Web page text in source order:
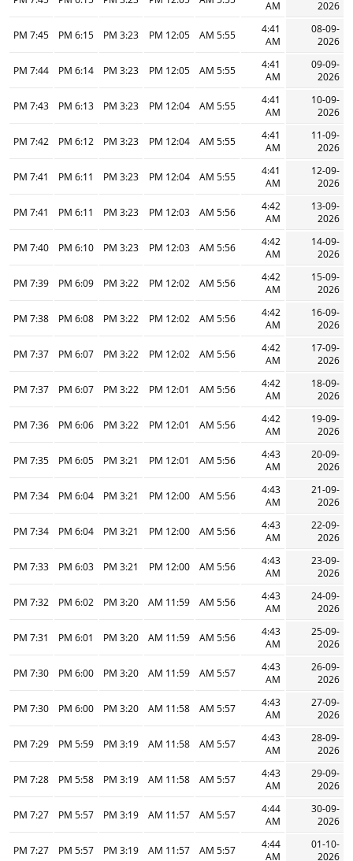
2026
AM
08-09-
2026
4:41
AM
5:55 AM
12:05 PM
3:23 PM
6:15 PM
7:45 PM
09-09-
2026
4:41
AM
5:55 AM
12:05 PM
3:23 PM
6:14 PM
7:44 PM
10-09-
2026
4:41
AM
5:55 AM
12:04 PM
3:23 PM
6:13 PM
7:43 PM
11-09-
2026
4:41
AM
5:55 AM
12:04 PM
3:23 PM
6:12 PM
7:42 PM
12-09-
2026
4:41
AM
5:55 AM
12:04 PM
3:23 PM
6:11 PM
7:41 PM
13-09-
2026
4:42
AM
5:56 AM
12:03 PM
3:23 PM
6:11 PM
7:41 PM
14-09-
2026
4:42
AM
5:56 AM
12:03 PM
3:23 PM
6:10 PM
7:40 PM
15-09-
2026
4:42
AM
5:56 AM
12:02 PM
3:22 PM
6:09 PM
7:39 PM
16-09-
2026
4:42
AM
5:56 AM
12:02 PM
3:22 PM
6:08 PM
7:38 PM
17-09-
2026
4:42
AM
5:56 AM
12:02 PM
3:22 PM
6:07 PM
7:37 PM
18-09-
2026
4:42
AM
5:56 AM
12:01 PM
3:22 PM
6:07 PM
7:37 PM
19-09-
2026
4:42
AM
5:56 AM
12:01 PM
3:22 PM
6:06 PM
7:36 PM
20-09-
2026
4:43
AM
5:56 AM
12:01 PM
3:21 PM
6:05 PM
7:35 PM
21-09-
2026
4:43
AM
5:56 AM
12:00 PM
3:21 PM
6:04 PM
7:34 PM
22-09-
2026
4:43
AM
5:56 AM
12:00 PM
3:21 PM
6:04 PM
7:34 PM
23-09-
2026
4:43
AM
5:56 AM
12:00 PM
3:21 PM
6:03 PM
7:33 PM
24-09-
2026
4:43
AM
5:56 AM
11:59 AM
3:20 PM
6:02 PM
7:32 PM
25-09-
2026
4:43
AM
5:56 AM
11:59 AM
3:20 PM
6:01 PM
7:31 PM
26-09-
2026
4:43
AM
5:57 AM
11:59 AM
3:20 PM
6:00 PM
7:30 PM
27-09-
2026
4:43
AM
5:57 AM
11:58 AM
3:20 PM
6:00 PM
7:30 PM
28-09-
2026
4:43
AM
5:57 AM
11:58 AM
3:19 PM
5:59 PM
7:29 PM
29-09-
2026
4:43
AM
5:57 AM
11:58 AM
3:19 PM
5:58 PM
7:28 PM
30-09-
2026
4:44
AM
5:57 AM
11:57 AM
3:19 PM
5:57 PM
7:27 PM
01-10-
2026
4:44
AM
5:57 AM
11:57 AM
3:19 PM
5:57 PM
7:27 PM